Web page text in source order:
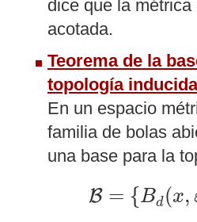
dice que la métrica
acotada.
Teorema de la
topología
En un espacio
familia de bolas
una base para la
B = {Bd(x,
B={Bd( x